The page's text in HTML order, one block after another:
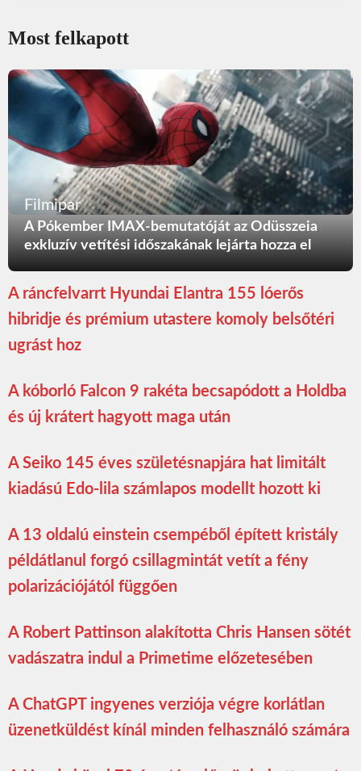
Most felkapott
Filmipar
A Pókember IMAX-bemutatóját az Odüsszeia
exkluzív vetítési időszakának lejárta hozza el
A ráncfelvarrt Hyundai Elantra 155 lóerős
hibridje és prémium utastere komoly belsőtéri
ugrást hoz
A kóborló Falcon 9 rakéta becsapódott a Holdba
és új krátert hagyott maga után
A Seiko 145 éves születésnapjára hat limitált
kiadású Edo-lila számlapos modellt hozott ki
A 13 oldalú einstein csempéből épített kristály
példátlanul forgó csillagmintát vetít a fény
polarizációjától függően
A Robert Pattinson alakította Chris Hansen sötét
vadászatra indul a Primetime előzetesében
A ChatGPT ingyenes verziója végre korlátlan
üzenetküldést kínál minden felhasználó számára